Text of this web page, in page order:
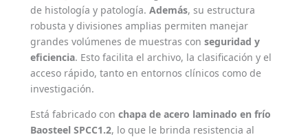
de histología y patología. Además, su estructura
robusta y divisiones amplias permiten manejar
grandes volúmenes de muestras con seguridad y
eficiencia. Esto facilita el archivo, la clasificación y el
acceso rápido, tanto en entornos clínicos como de
investigación.
Está fabricado con chapa de acero laminado en frío
Baosteel SPCC1.2, lo que le brinda resistencia al